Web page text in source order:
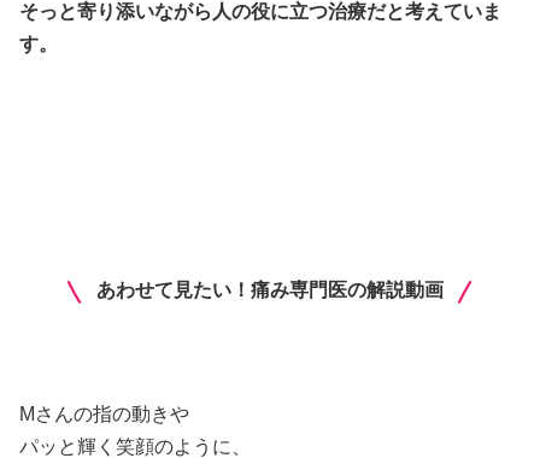
そっと寄り添いながら人の役に立つ治療だと考えていま
す。
あわせて見たい！痛み専門医の解説動画
Mさんの指の動きや
パッと輝く笑顔のように、